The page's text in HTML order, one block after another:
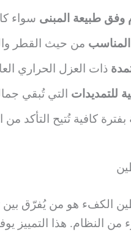
وفق طبيعة المبنى سواء
المناسب من حيث القطر
ذات العزل الحراري
للتمديدات التي تُبقي
بفترة كافية تُتيح التأكد
الكفء هو من يُفرّق بين
من النظام. هذا التمييز